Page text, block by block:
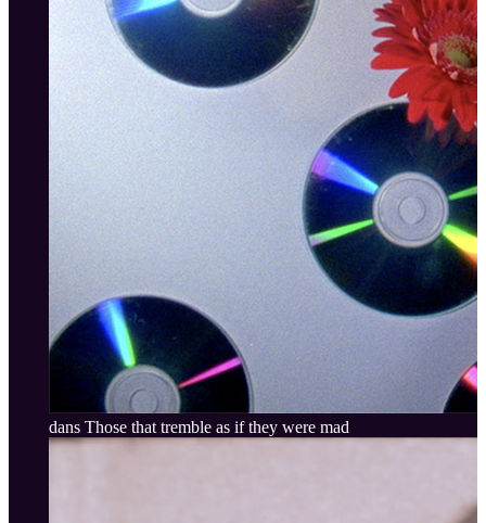
dans Those that tremble as if they were mad